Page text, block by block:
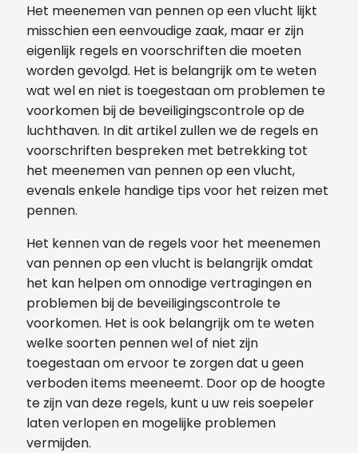
Het meenemen van pennen op een vlucht lijkt
misschien een eenvoudige zaak, maar er zijn
eigenlijk regels en voorschriften die moeten
worden gevolgd. Het is belangrijk om te weten
wat wel en niet is toegestaan ​​om problemen te
voorkomen bij de beveiligingscontrole op de
luchthaven. In dit artikel zullen we de regels en
voorschriften bespreken met betrekking tot
het meenemen van pennen op een vlucht,
evenals enkele handige tips voor het reizen met
pennen.
Het kennen van de regels voor het meenemen
van pennen op een vlucht is belangrijk omdat
het kan helpen om onnodige vertragingen en
problemen bij de beveiligingscontrole te
voorkomen. Het is ook belangrijk om te weten
welke soorten pennen wel of niet zijn
toegestaan ​​om ervoor te zorgen dat u geen
verboden items meeneemt. Door op de hoogte
te zijn van deze regels, kunt u uw reis soepeler
laten verlopen en mogelijke problemen
vermijden.